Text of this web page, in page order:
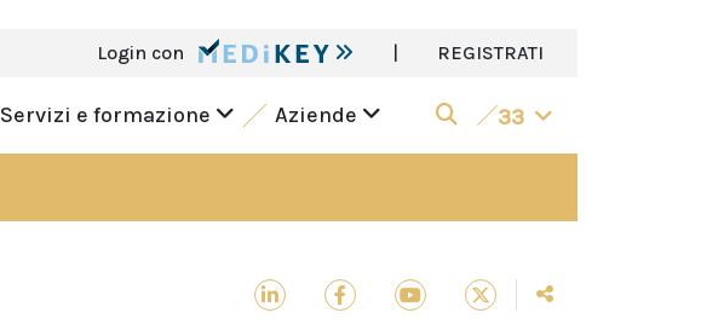
Login con | REGISTRATI
Servizi e formazione Aziende 33